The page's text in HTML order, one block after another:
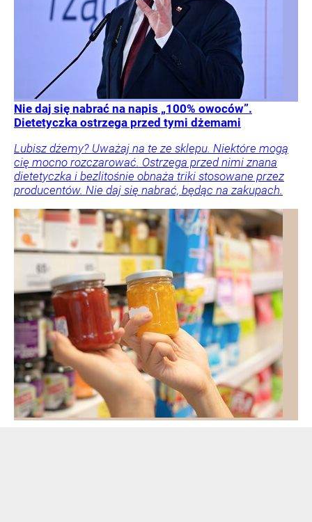
Nie daj się nabrać na napis „100% owoców”.
Dietetyczka ostrzega przed tymi dżemami
Lubisz dżemy? Uważaj na te ze sklepu. Niektóre mogą
cię mocno rozczarować. Ostrzega przed nimi znana
dietetyczka i bezlitośnie obnaża triki stosowane przez
producentów. Nie daj się nabrać, będąc na zakupach.